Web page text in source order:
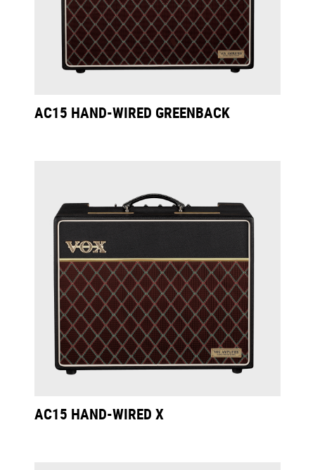
AC15 HAND-WIRED GREENBACK
AC15 HAND-WIRED X